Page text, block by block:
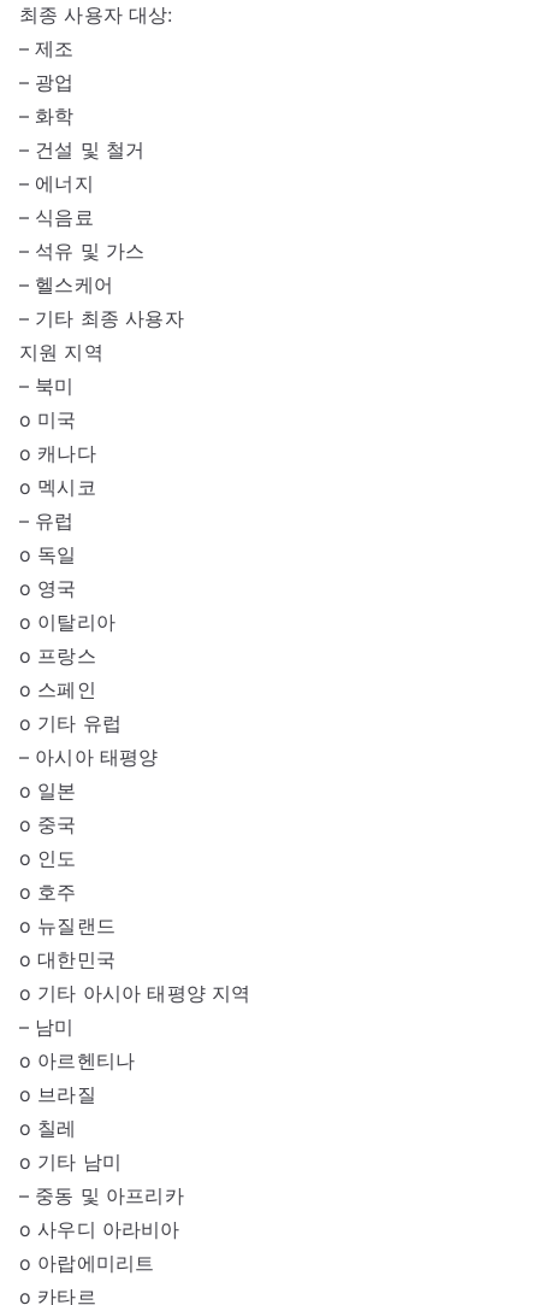
최종 사용자 대상:
– 제조
– 광업
– 화학
– 건설 및 철거
– 에너지
– 식음료
– 석유 및 가스
– 헬스케어
– 기타 최종 사용자
지원 지역
– 북미
o 미국
o 캐나다
o 멕시코
– 유럽
o 독일
o 영국
o 이탈리아
o 프랑스
o 스페인
o 기타 유럽
– 아시아 태평양
o 일본
o 중국
o 인도
o 호주
o 뉴질랜드
o 대한민국
o 기타 아시아 태평양 지역
– 남미
o 아르헨티나
o 브라질
o 칠레
o 기타 남미
– 중동 및 아프리카
o 사우디 아라비아
o 아랍에미리트
o 카타르